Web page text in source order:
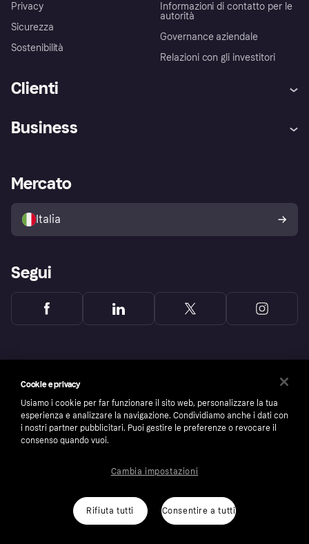
Privacy
Sicurezza
Sostenibilità
Informazioni di contatto per le
autorità
Governance aziendale
Relazioni con gli investitori
Clienti
Assistenza
Esplora i negozi
Politica di protezione
dell'acquirente Klarna
Business
Accesso aziende
Mercato
Italia
Segui
number: 556737-0431
Cookies Klarna.com
Cookie e privacy
Usiamo i cookie per far funzionare il sito web, personalizzare la tua
esperienza e analizzare la navigazione. Condividiamo anche i dati con
i nostri partner pubblicitari. Puoi gestire le preferenze o revocare il
consenso quando vuoi.
Rifiuta tutti Consentire a tutti
Cambia impostazioni